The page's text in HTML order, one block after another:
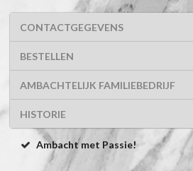
CONTACTGEGEVENS
BESTELLEN
AMBACHTELIJK FAMILIEBEDRIJF
HISTORIE
Ambacht met Passie!